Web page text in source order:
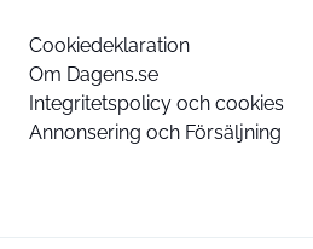
Cookiedeklaration
Om Dagens.se
Integritetspolicy och cookies
Annonsering och Försäljning